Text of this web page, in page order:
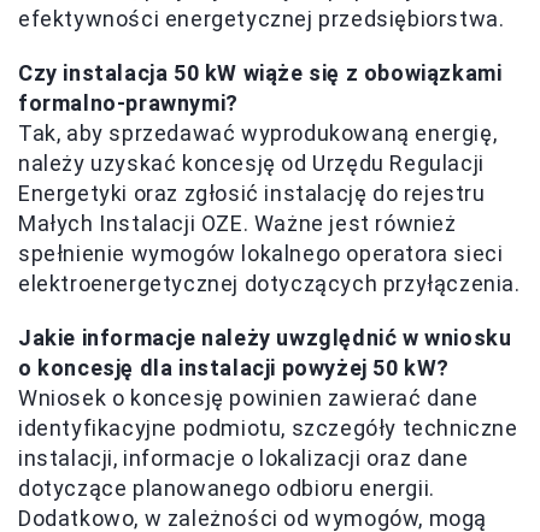
efektywności energetycznej przedsiębiorstwa.
Czy instalacja 50 kW wiąże się z obowiązkami
formalno-prawnymi?
Tak, aby sprzedawać wyprodukowaną energię,
należy uzyskać koncesję od Urzędu Regulacji
Energetyki oraz zgłosić instalację do rejestru
Małych Instalacji OZE. Ważne jest również
spełnienie wymogów lokalnego operatora sieci
elektroenergetycznej dotyczących przyłączenia.
Jakie informacje należy uwzględnić w wniosku
o koncesję dla instalacji powyżej 50 kW?
Wniosek o koncesję powinien zawierać dane
identyfikacyjne podmiotu, szczegóły techniczne
instalacji, informacje o lokalizacji oraz dane
dotyczące planowanego odbioru energii.
Dodatkowo, w zależności od wymogów, mogą